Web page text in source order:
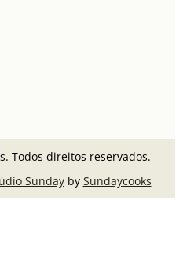
Todos direitos reservados.
Sundayby Sundaycooks